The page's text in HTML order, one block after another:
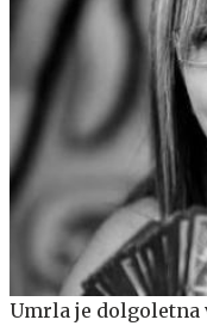
Umrla je dolgoletna